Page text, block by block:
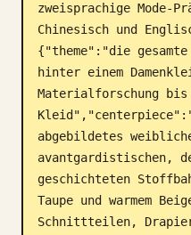
zweisprachige Mode-
Chinesisch und
{"theme":"die
hinter einem
Materialforschung
abgebildetes
avantgardistischen,
geschichteten
Taupe und warmem
Schnittteilen,